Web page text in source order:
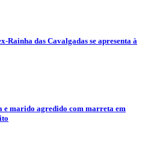
Rainha das Cavalgadas se apresenta à
e marido agredido com marreta em